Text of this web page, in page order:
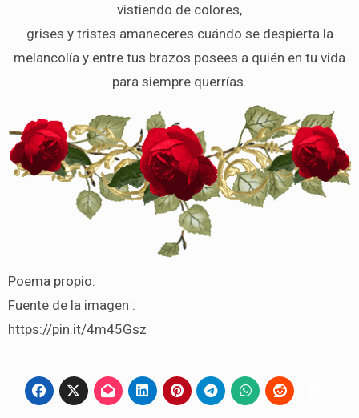
vistiendo de colores,
grises y tristes amaneceres cuándo se despierta la
melancolía y entre tus brazos posees a quién en tu vida
para siempre querrías.
Poema propio.
Fuente de la imagen :
https://pin.it/4m45Gsz